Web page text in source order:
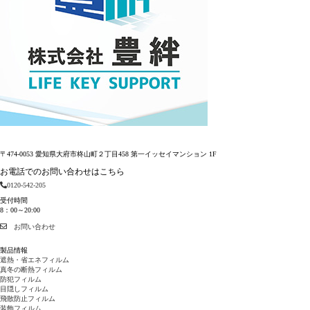
〒474-0053 愛知県大府市柊山町２丁目458 第一イッセイマンション 1F
お電話でのお問い合わせはこちら
0120-542-205
受付時間
8：00～20:00
お問い合わせ
製品情報
遮熱・省エネフィルム
真冬の断熱フィルム
防犯フィルム
目隠しフィルム
飛散防止フィルム
装飾フィルム